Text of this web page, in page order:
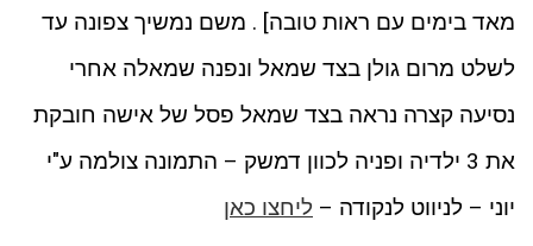
מאד בימים עם ראות טובה] . משם נמשיך צפונה עד
לשלט מרום גולן בצד שמאל ונפנה שמאלה אחרי
נסיעה קצרה נראה בצד שמאל פסל של אישה חובקת
את 3 ילדיה ופניה לכוון דמשק – התמונה צולמה ע"י
יוני – לניווט לנקודה – ליחצו כאן